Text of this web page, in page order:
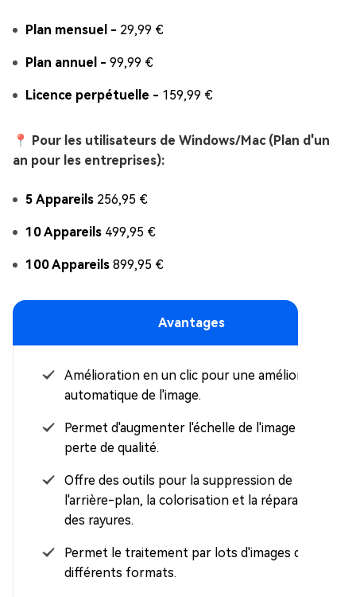
Plan mensuel - 29,99 €
Plan annuel - 99,99 €
Licence perpétuelle - 159,99 €
📍 Pour les utilisateurs de Windows/Mac (Plan d'un
an pour les entreprises):
5 Appareils 256,95 €
10 Appareils 499,95 €
100 Appareils 899,95 €
Avantages
Amélioration en un clic pour une amélioration
automatique de l'image.
Permet d'augmenter l'échelle de l'image sans
perte de qualité.
Offre des outils pour la suppression de
l'arrière-plan, la colorisation et la réparation
des rayures.
Permet le traitement par lots d'images de
différents formats.